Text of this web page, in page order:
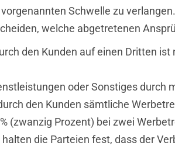
Schwelle zu
welche abgetretenen
den Kunden auf einen Dritten
oder Sonstiges
den Kunden sämtliche
(zwanzig Prozent) bei zwei
die Parteien fest, dass der